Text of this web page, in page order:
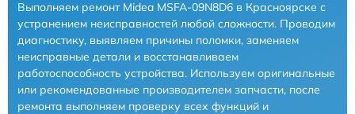
Выполняем ремонт Midea MSFA-09N8D6 в Красноярске с
устранением неисправностей любой сложности. Проводим
диагностику, выявляем причины поломки, заменяем
неисправные детали и восстанавливаем
работоспособность устройства. Используем оригинальные
или рекомендованные производителем запчасти, после
ремонта выполняем проверку всех функций и